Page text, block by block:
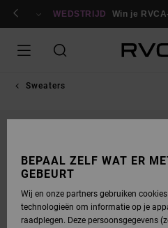
NAAR/ registrerenWEDSTRIJD Win je
Sweaters
BEPAAL ZELF WAT ER
GEBEURT
Wij en onze partners gebruiken
technologieën om informatie op je
raadplegen. Deze persoonsgegevens